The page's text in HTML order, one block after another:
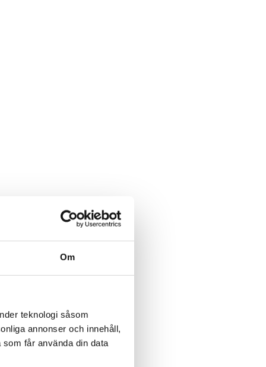
Om
teknologi såsom
annonser och innehåll,
får använda din data